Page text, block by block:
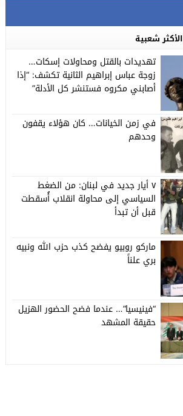
الأكثر شعبية
تهديدات بالقتل ومحاولات إسكات…
زوجة عباس إبراهيم الثانية تكشف: “إذا
أصابني مكروه فستنشر كل الأدلة”
في زمن الخيانات… كان هؤلاء يقفون
وحدهم
٧ أيار جديد في لبنان: من الضغط
السياسي إلى محاولة انقلاب أُسقطت
قبل أن تبدأ
ماركو روبيو يفضح كذب حزب الله ونبيه
بري علناً
“فينيسيا”… عندما فضح الحضور الهزيل
حقيقة المشهد